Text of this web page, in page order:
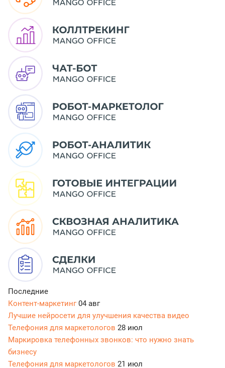
Последние
Контент-маркетинг04 авг
Лучшие нейросети для улучшения качества видео
Телефония для маркетологов 28 июл
Маркировка телефонных звонков: что нужно знать
бизнесу
Телефония для маркетологов 21 июл